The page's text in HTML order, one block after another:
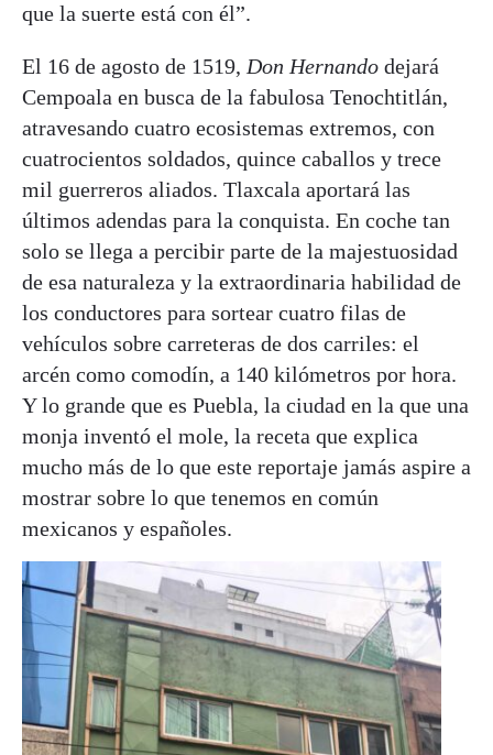
que la suerte está con él”.
El 16 de agosto de 1519, Don Hernando dejará
Cempoala en busca de la fabulosa Tenochtitlán,
atravesando cuatro ecosistemas extremos, con
cuatrocientos soldados, quince caballos y trece
mil guerreros aliados. Tlaxcala aportará las
últimos adendas para la conquista. En coche tan
solo se llega a percibir parte de la majestuosidad
de esa naturaleza y la extraordinaria habilidad de
los conductores para sortear cuatro filas de
vehículos sobre carreteras de dos carriles: el
arcén como comodín, a 140 kilómetros por hora.
Y lo grande que es Puebla, la ciudad en la que una
monja inventó el mole, la receta que explica
mucho más de lo que este reportaje jamás aspire a
mostrar sobre lo que tenemos en común
mexicanos y españoles.